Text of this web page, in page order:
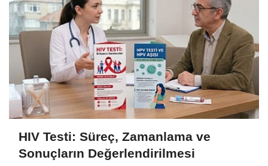
HIV Testi: Süreç, Zamanlama ve
Sonuçların Değerlendirilmesi